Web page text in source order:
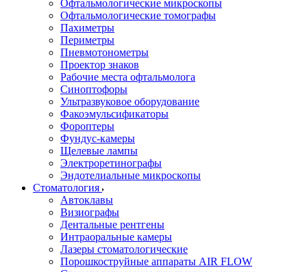
Офтальмологические микроскопы
Офтальмологические томографы
Пахиметры
Периметры
Пневмотонометры
Проектор знаков
Рабочие места офтальмолога
Синоптофоры
Ультразвуковое оборудование
Факоэмульсификаторы
Фороптеры
Фундус-камеры
Щелевые лампы
Электроретинографы
Эндотелиальные микроскопы
Стоматология
Автоклавы
Визиографы
Дентальные рентгены
Интраоральные камеры
Лазеры стоматологические
Порошкоструйные аппараты AIR FLOW